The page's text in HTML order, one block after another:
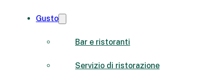
Gusto
Bar e ristoranti
Servizio di ristorazione